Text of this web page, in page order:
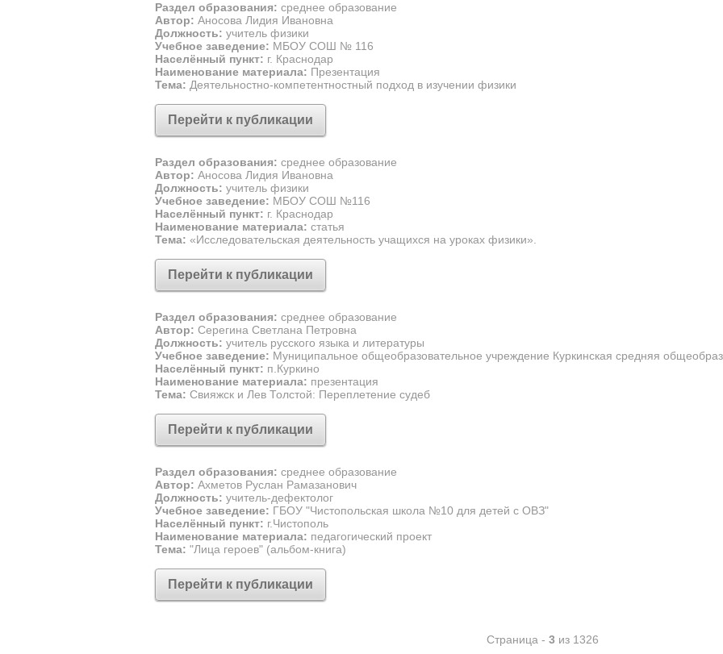
Раздел образования: среднее образование
Автор: Аносова Лидия Ивановна
Должность: учитель физики
Учебное заведение: МБОУ СОШ № 116
Населённый пункт: г. Краснодар
Наименование материала: Презентация
Тема: Деятельностно-компетентностный подход в изучении физики
Перейти к публикации
Раздел образования: среднее образование
Автор: Аносова Лидия Ивановна
Должность: учитель физики
Учебное заведение: МБОУ СОШ №116
Населённый пункт: г. Краснодар
Наименование материала: статья
Тема: «Исследовательская деятельность учащихся на уроках физики».
Перейти к публикации
Раздел образования: среднее образование
Автор: Серегина Светлана Петровна
Должность: учитель русского языка и литературы
Учебное заведение: Муниципальное общеобразовательное учреждение Куркинская средняя
Населённый пункт: п.Куркино
Наименование материала: презентация
Тема: Свияжск и Лев Толстой: Переплетение судеб
Перейти к публикации
Раздел образования: среднее образование
Автор: Ахметов Руслан Рамазанович
Должность: учитель-дефектолог
Учебное заведение: ГБОУ "Чистопольская школа №10 для детей с ОВЗ"
Населённый пункт: г.Чистополь
Наименование материала: педагогический проект
Тема: "Лица героев" (альбом-книга)
Перейти к публикации
Страница - 3 из 1326